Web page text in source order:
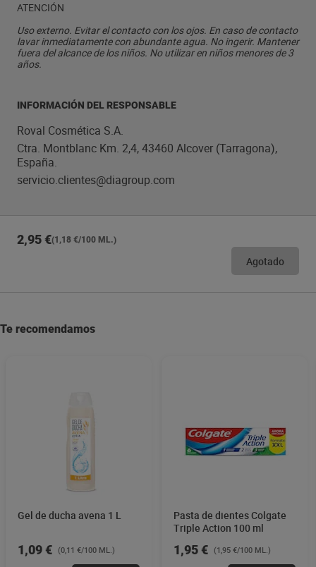
ATENCIÓN
Uso externo. Evitar el contacto con los ojos. En caso de contacto
lavar inmediatamente con abundante agua. No ingerir. Mantener
fuera del alcance de los niños. No utilizar en niños menores de 3
años.
INFORMACIÓN DEL RESPONSABLE
Roval Cosmética S.A.
Ctra. Montblanc Km. 2,4, 43460 Alcover (Tarragona),
España.
servicio.clientes@diagroup.com
2,95 €(1,18 €/100 ML.)
Agotado
Te recomendamos
Gel de ducha avena 1 L
1,09 € (0,11 €/100 ML.)
Pasta de dientes Colgate
Triple Action 100 ml
1,95 € (1,95 €/100 ML.)